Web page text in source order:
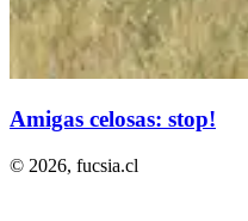
Amigas celosas: stop!
© 2026, fucsia.cl